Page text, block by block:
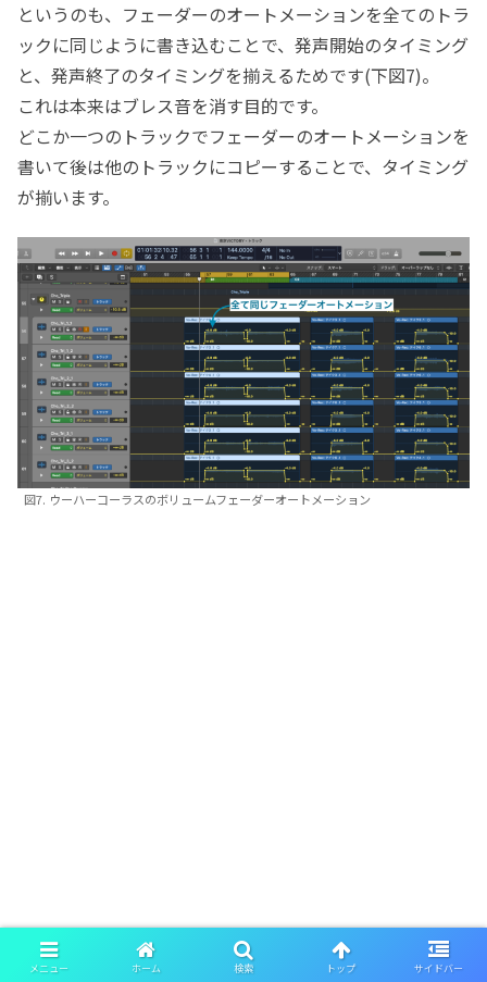
というのも、フェーダーのオートメーションを全てのトラ
ックに同じように書き込むことで、発声開始のタイミング
と、発声終了のタイミングを揃えるためです(下図7)。
これは本来はブレス音を消す目的です。
どこか一つのトラックでフェーダーのオートメーションを
書いて後は他のトラックにコピーすることで、タイミング
が揃います。
図7. ウーハーコーラスのボリュームフェーダーオートメーション
メニュー ホーム 検索 トップ サイドバー